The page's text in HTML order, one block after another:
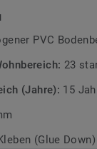
der Bodenbelag
Emissionen
PVC
23
(Jahre): 15
(Glue Down)